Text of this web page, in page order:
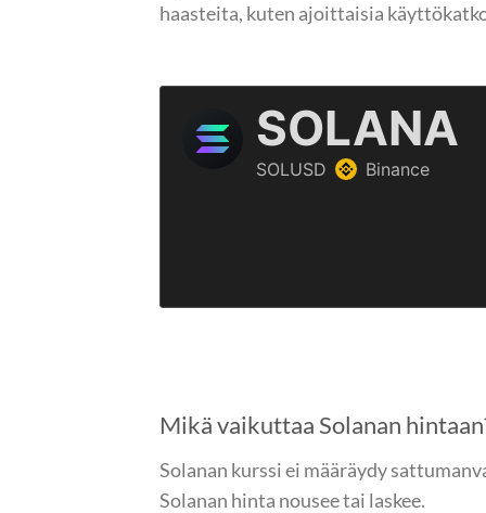
haasteita, kuten ajoittaisia
Mikä vaikuttaa Solanan
Solanan kurssi ei määräydy
Solanan hinta nousee tai laskee.